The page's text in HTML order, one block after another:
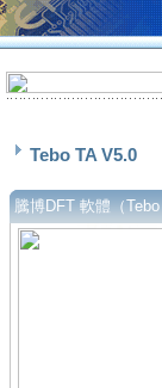
Tebo TA V5.0
騰博DFT 軟體（